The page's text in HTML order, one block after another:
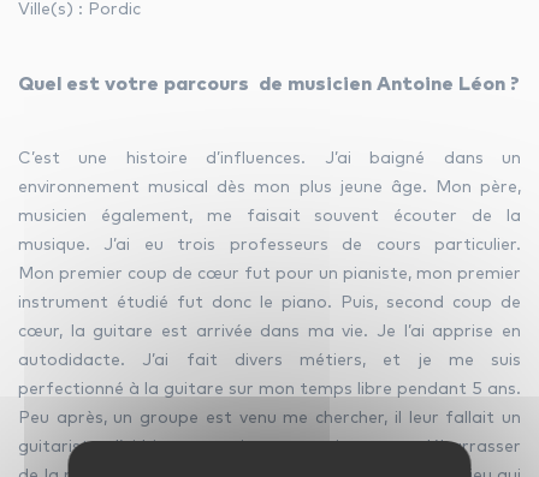
instagram whatsapp
Ville(s) : Pordic
Quel est votre parcours de musicien Antoine Léon ?
C’est une histoire d’influences. J’ai baigné dans un
environnement musical dès mon plus jeune âge. Mon père,
musicien également, me faisait souvent écouter de la
musique. J’ai eu trois professeurs de cours particulier.
Mon premier coup de cœur fut pour un pianiste, mon premier
instrument étudié fut donc le piano. Puis, second coup de
cœur, la guitare est arrivée dans ma vie. Je l’ai apprise en
autodidacte. J’ai fait divers métiers, et je me suis
perfectionné à la guitare sur mon temps libre pendant 5 ans.
Peu après, un groupe est venu me chercher, il leur fallait un
guitariste. J’ai bien vu que je ne pouvais pas me débarrasser